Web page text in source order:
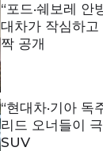
“포드·쉐보레 안
대차가 작심하고
짝 공개
“현대차·기아 독
리드 오너들이
SUV